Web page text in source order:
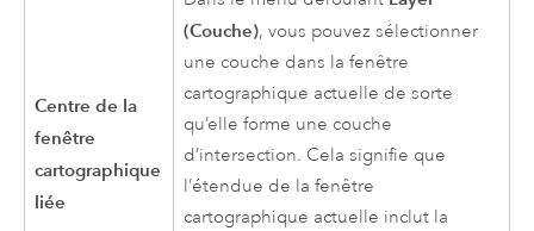
Centre de la
fenêtre
cartographique
liée
(Couche), vous pouvez sélectionner
une couche dans la fenêtre
cartographique actuelle de sorte
qu’elle forme une couche
d’intersection. Cela signifie que
l’étendue de la fenêtre
cartographique actuelle inclut la